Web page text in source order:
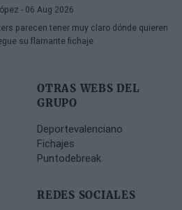
- 06 Aug 2026
parecen tener muy claro dónde quieren
su flamante fichaje
OTRAS WEBS DEL
GRUPO
Deportevalenciano
Fichajes
Puntodebreak
REDES SOCIALES